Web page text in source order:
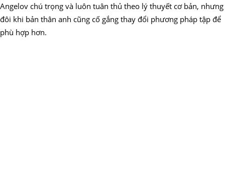
Angelov chú trọng và luôn tuân thủ theo lý thuyết cơ bản, nhưng
đôi khi bản thân anh cũng cố gắng thay đổi phương pháp tập để
phù hợp hơn.